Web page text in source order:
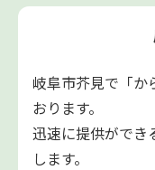
岐阜市芥見で「か
おります。
迅速に提供ができ
します。